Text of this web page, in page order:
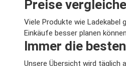
Preise
Viele Produkte wie Ladekabel
Einkäufe besser planen
Immer die
Unsere Übersicht wird täglich